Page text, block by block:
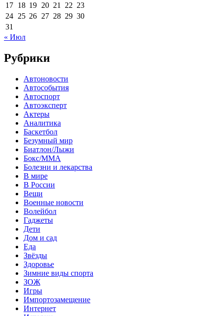
17 18 19 20 21 22 23
24 25 26 27 28 29 30
31
« Июл
Рубрики
Автоновости
Автособытия
Автоспорт
Автоэксперт
Актеры
Аналитика
Баскетбол
Безумный мир
Биатлон/Лыжи
Бокс/MMA
Болезни и лекарства
В мире
В России
Вещи
Военные новости
Волейбол
Гаджеты
Дети
Дом и сад
Еда
Звёзды
Здоровье
Зимние виды спорта
ЗОЖ
Игры
Импортозамещение
Интернет